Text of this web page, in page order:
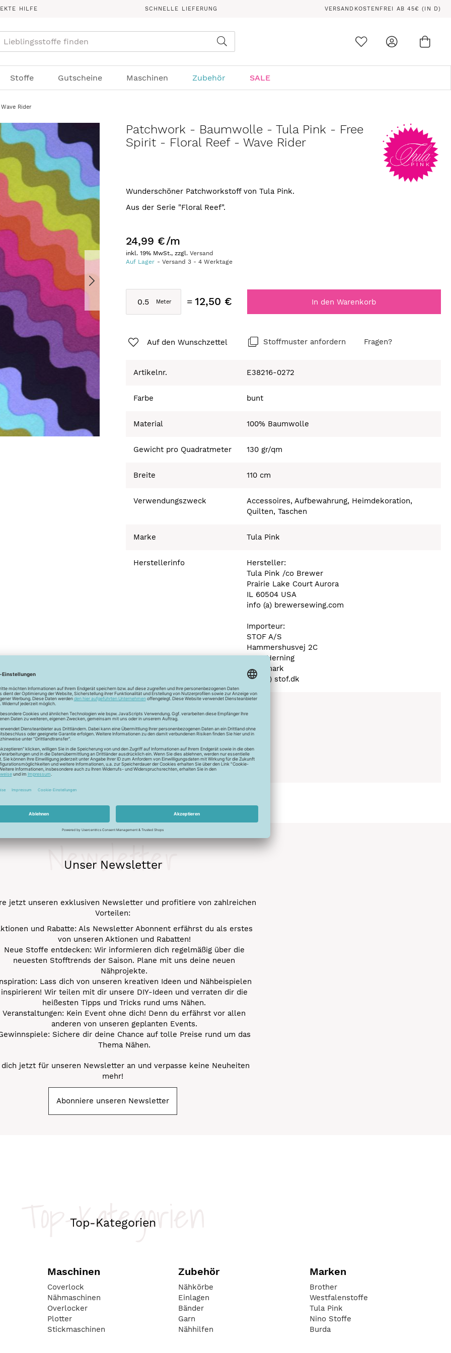
HILFE SCHNELLE LIEFERUNG VERSANDKOSTENFREI AB 45€ (IN D)
Stoffe Gutscheine Maschinen Zubehör SALE
Rider
Patchwork - Baumwolle - Tula Pink - Free
Spirit - Floral Reef - Wave Rider
Wunderschöner Patchworkstoff von Tula Pink.
Aus der Serie "Floral Reef".
24,99 €/m
inkl. 19% MwSt., zzgl.Versand
Auf Lager
Versand3 -4 Werktage
12,50 € In den Warenkorb
Auf den Wunschzettel Stoffmuster anfordern Fragen?
Artikelnr. E38216-0272
Farbe bunt
Material 100% Baumwolle
Gewicht pro Quadratmeter 130 gr/qm
Breite 110 cm
Verwendungszweck
Accessoires, Aufbewahrung, Heimdekoration,
Quilten, Taschen
Marke Tula Pink
Herstellerinfo
Hersteller:
Tula Pink /co Brewer
Prairie Lake Court Aurora
IL 60504 USA
info (a) brewersewing.com
Importeur:
STOF A/S
Hammershusvej 2C
7400 Herning
Dänemark
stof (a) stof.dk
Bügeln mäßig heiß 150°C
Normalwäsche 30°C
Trocknen normal
Unser Newsletter
Newsletter
jetzt unseren exklusiven Newsletter und profitiere von zahlreichen
Vorteilen:
und Rabatte: Als Newsletter Abonnent erfährst du als erstes
von unseren Aktionen und Rabatten!
Neue Stoffe entdecken: Wir informieren dich regelmäßig über die
neuesten Stofftrends der Saison. Plane mit uns deine neuen
Nähprojekte.
Lass dich von unseren kreativen Ideen und Nähbeispielen
inspirieren! Wir teilen mit dir unsere DIY-Ideen und verraten dir die
heißesten Tipps und Tricks rund ums Nähen.
Veranstaltungen: Kein Event ohne dich! Denn du erfährst vor allen
anderen von unseren geplanten Events.
Sichere dir deine Chance auf tolle Preise rund um das
Thema Nähen.
dich jetzt für unseren Newsletter an und verpasse keine Neuheiten
mehr!
Abonniere unseren Newsletter
Top-Kategorien
Top-Kategorien
Maschinen
Coverlock
Nähmaschinen
Overlocker
Plotter
Stickmaschinen
Zubehör
Nähkörbe
Einlagen
Bänder
Garn
Nähhilfen
Marken
Brother
Westfalenstoffe
Tula Pink
Nino Stoffe
Burda